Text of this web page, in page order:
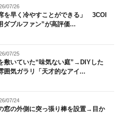
07/26
を早く冷やすことができる」 3COI
ダブルファン”が高評価...
07/25
敷いていた“味気ない庭”→DIYした
気ガラリ「天才的なアイ...
07/24
窓の外側に突っ張り棒を設置→目か